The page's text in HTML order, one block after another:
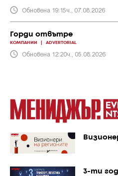
Обновена 19:15ч., 07.08.2026
Горди отвътре
КОМПАНИИ ADVERTORIAL
Обновена 12:20ч., 05.08.2026
3-ти